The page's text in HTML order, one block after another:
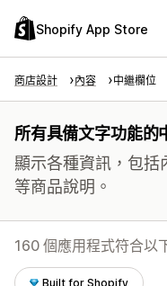
Shopify App Store
商店設計 內容 中繼欄位
所有具備文字功能的
顯示各種資訊，包括
等商品說明。
160 個應用程式符合以
Built for Shopify